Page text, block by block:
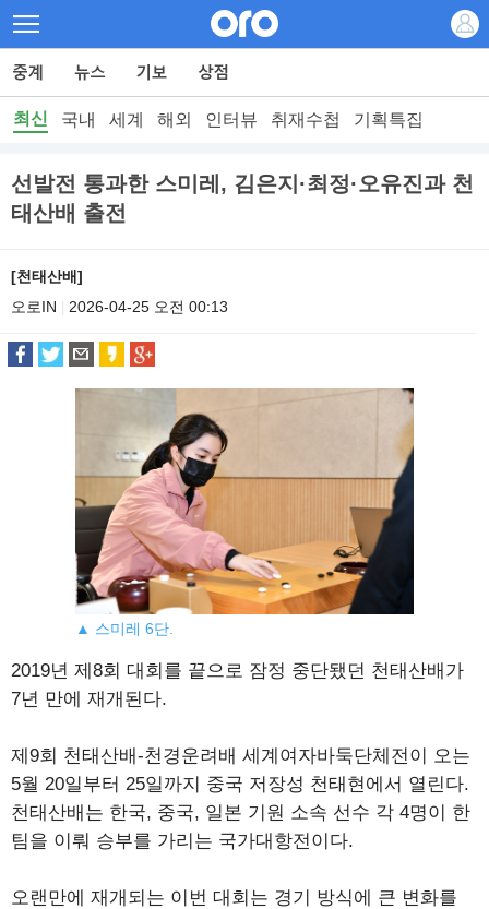
최신 국내 세계 해외 인터뷰 취재수첩 기획특집
선발전 통과한 스미레, 김은지·최정·오유진과 천
태산배 출전
[천태산배]
오로IN
2026-04-25 오전 00:13
▲ 스미레 6단.
2019년 제8회 대회를 끝으로 잠정 중단됐던 천태산배가
7년 만에 재개된다.
제9회 천태산배-천경운려배 세계여자바둑단체전이 오는
5월 20일부터 25일까지 중국 저장성 천태현에서 열린다.
천태산배는 한국, 중국, 일본 기원 소속 선수 각 4명이 한
팀을 이뤄 승부를 가리는 국가대항전이다.
오랜만에 재개되는 이번 대회는 경기 방식에 큰 변화를